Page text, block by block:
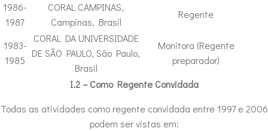
1986-
1987
CORAL CAMPINAS,
Campinas, Brasil
Regente
1983-
1985
CORAL DA UNIVERSIDADE
DE SÃO PAULO, São Paulo,
Brasil
Monitora (Regente
preparador)
I.2 – Como Regente Convidada
Todas as atividades como regente convidada entre 1997 e 2006
podem ser vistas em: